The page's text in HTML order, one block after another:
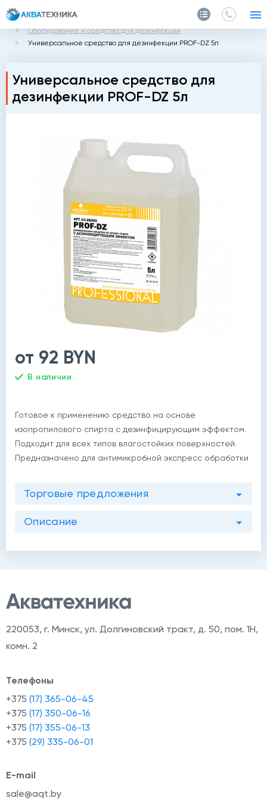
Главная
Каталог
Оборудование и средства для дезинфекции
Универсальное средство для дезинфекции PROF-DZ 5л
Универсальное средство для
дезинфекции PROF-DZ 5л
от 92 BYN
В наличии
Готовое к применению средство на основе
изопропилового спирта с дезинфицирующим эффектом.
Подходит для всех типов влагостойких поверхностей.
Предназначено для антимикробной экспресс обработки
Торговые предложения
Описание
220053, г. Минск, ул. Долгиновский тракт, д. 50, пом. 1Н,
комн. 2
Телефоны
+375 (17) 365-06-45
+375 (17) 350-06-16
+375 (17) 355-06-13
+375 (29) 335-06-01
E-mail
sale@aqt.by